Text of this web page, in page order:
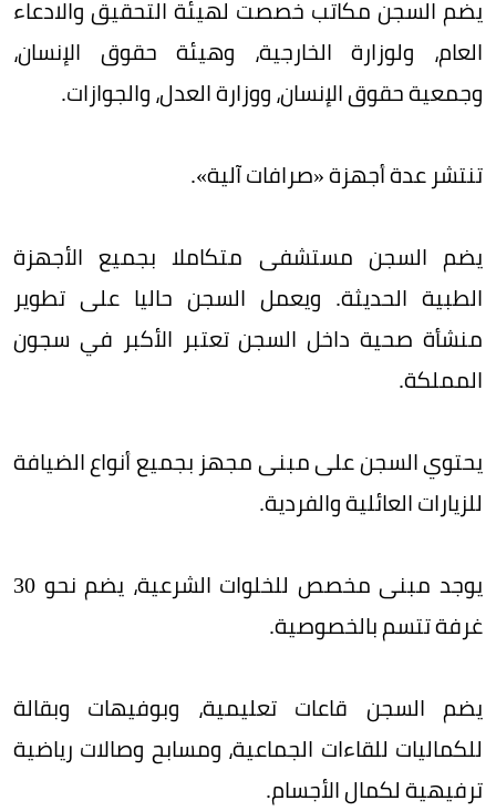
يضم السجن مكاتب خصصت لهيئة التحقيق والادعاء
العام، ولوزارة الخارجية، وهيئة حقوق الإنسان،
وجمعية حقوق الإنسان، ووزارة العدل، والجوازات.
تنتشر عدة أجهزة «صرافات آلية».
يضم السجن مستشفى متكاملا بجميع الأجهزة
الطبية الحديثة. ويعمل السجن حاليا على تطوير
منشأة صحية داخل السجن تعتبر الأكبر في سجون
المملكة.
يحتوي السجن على مبنى مجهز بجميع أنواع الضيافة
للزيارات العائلية والفردية.
يوجد مبنى مخصص للخلوات الشرعية، يضم نحو 30
غرفة تتسم بالخصوصية.
يضم السجن قاعات تعليمية، وبوفيهات وبقالة
للكماليات للقاءات الجماعية، ومسابح وصالات رياضية
ترفيهية لكمال الأجسام.